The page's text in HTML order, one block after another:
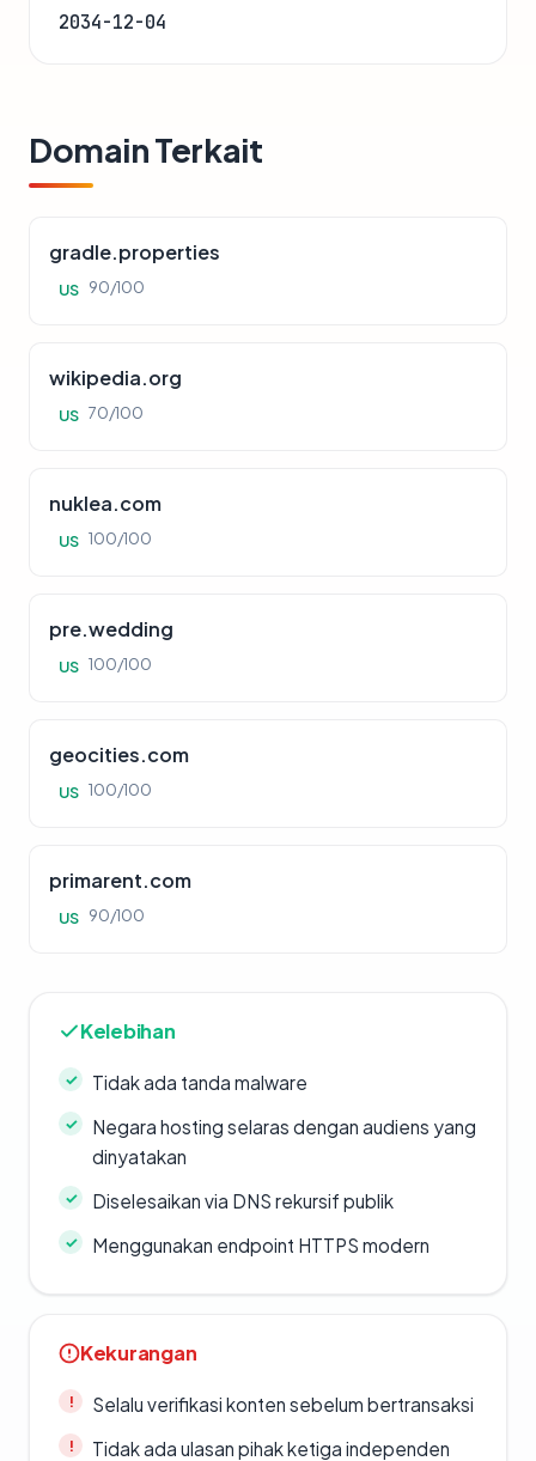
2034-12-04
Domain Terkait
gradle.properties
US 90/100
wikipedia.org
US 70/100
nuklea.com
US 100/100
pre.wedding
US 100/100
geocities.com
US 100/100
primarent.com
US 90/100
Kelebihan
Tidak ada tanda malware
Negara hosting selaras dengan audiens yang
dinyatakan
Diselesaikan via DNS rekursif publik
Menggunakan endpoint HTTPS modern
Kekurangan
Selalu verifikasi konten sebelum bertransaksi
Tidak ada ulasan pihak ketiga independen